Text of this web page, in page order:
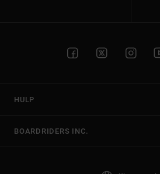
HULP
BOARDRIDERS INC.